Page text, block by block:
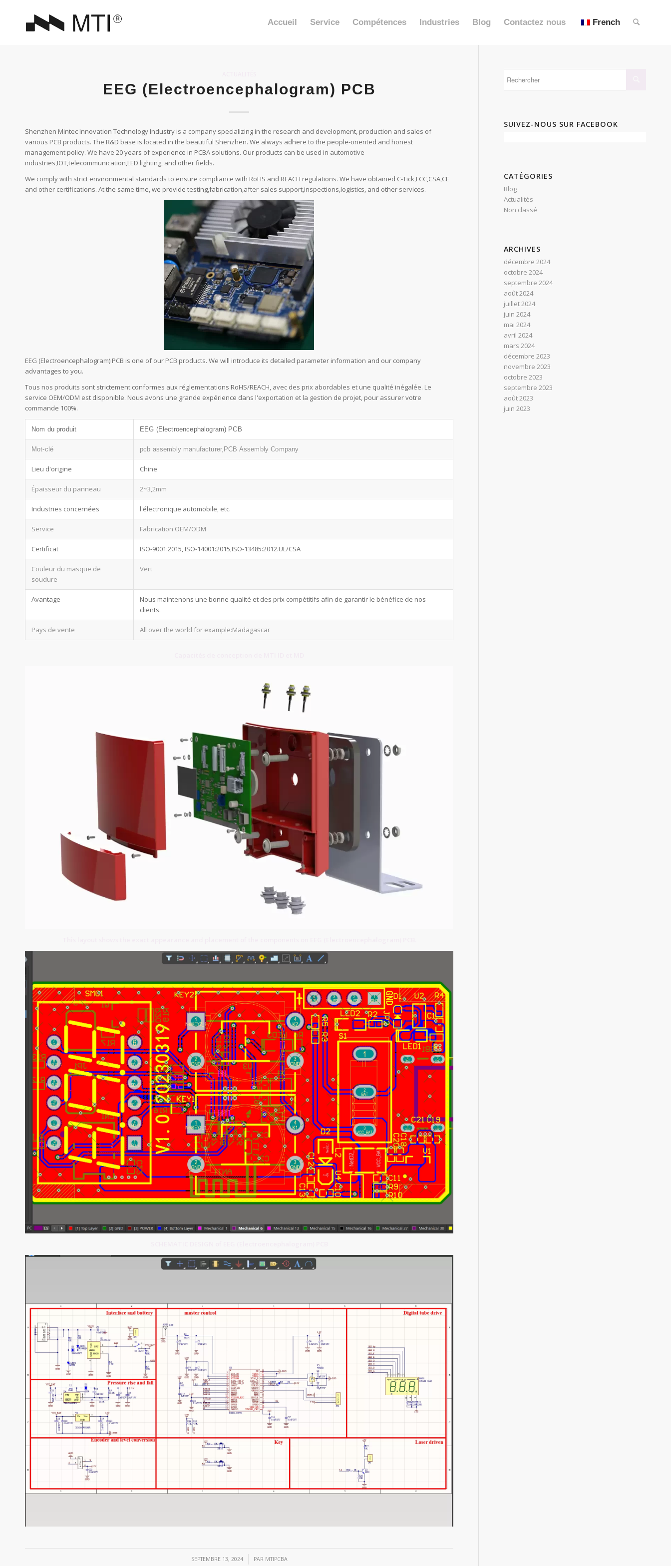
Accueil Service Compétences Industries Blog Contactez nous French
EEG (Electroencephalogram) PCB
Shenzhen Mintec Innovation Technology Industry is a company specializing in the research and development, production and sales of
various PCB products. The R&D base is located in the beautiful Shenzhen. We always adhere to the people-oriented and honest
management policy. We have 20 years of experience in PCBA solutions. Our products can be used in automotive
industries,IOT,telecommunication,LED lighting, and other fields.
We comply with strict environmental standards to ensure compliance with RoHS and REACH regulations. We have obtained C-Tick,FCC,CSA,CE
and other certifications. At the same time, we provide testing,fabrication,after-sales support,inspections,logistics, and other services.
EEG (Electroencephalogram) PCB is one of our PCB products. We will introduce its detailed parameter information and our company
advantages to you.
Tous nos produits sont strictement conformes aux réglementations RoHS/REACH, avec des prix abordables et une qualité inégalée. Le
service OEM/ODM est disponible. Nous avons une grande expérience dans l'exportation et la gestion de projet, pour assurer votre
commande 100%.
Nom du produit EEG (Electroencephalogram) PCB
Mot-clé pcb assembly manufacturer,PCB Assembly Company
Lieu d'origine Chine
Épaisseur du panneau 2~3,2mm
Industries concernées l'électronique automobile, etc.
Service Fabrication OEM/ODM
Certificat ISO-9001:2015, ISO-14001:2015,ISO-13485:2012.UL/CSA
Couleur du masque de
soudure
Vert
Avantage
Nous maintenons une bonne qualité et des prix compétitifs afin de garantir le bénéfice de nos
clients.
Pays de vente All over the world for example:Madagascar
SEPTEMBRE 13, 2024
/ PAR MTIPCBA
SUIVEZ-NOUS SUR FACEBOOK
CATÉGORIES
Blog
Actualités
Non classé
ARCHIVES
décembre 2024
octobre 2024
septembre 2024
août 2024
juillet 2024
juin 2024
mai 2024
avril 2024
mars 2024
décembre 2023
novembre 2023
octobre 2023
septembre 2023
août 2023
juin 2023